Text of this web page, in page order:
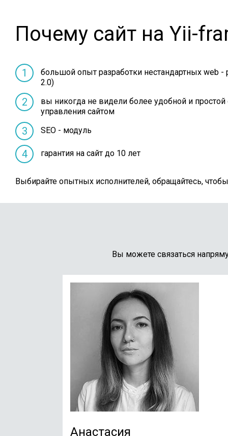
Почему сайт на Yii-
большой опыт разработки нестандартных web -
2.0)
вы никогда не видели более удобной и
управления сайтом
SEO - модуль
гарантия на сайт до 10 лет
Выбирайте опытных исполнителей, обращайтесь,
Вы можете связаться
Анастасия